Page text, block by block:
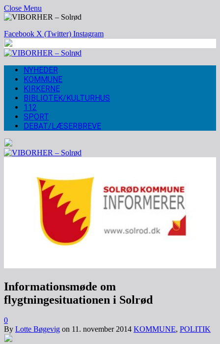
Close Menu
Facebook X (Twitter) Instagram
NYHEDER
KOMMUNE
KIRKERNE
BIBLIOTEK/KULTURHUS
112
SPORT
DEBAT/LÆSERBREVE
Informationsmøde om
flygtningesituationen i Solrød
0
By Lotte Bøgevig on 11. november 2014 KOMMUNE, POLITIK